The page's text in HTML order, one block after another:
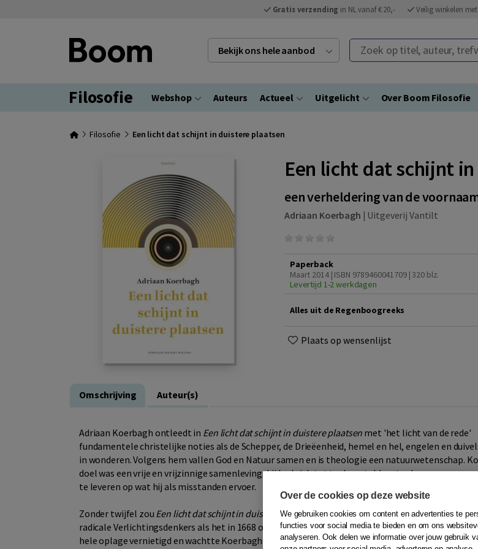
Gratis verzending in NL vanaf € 20,- Veilig winkelen met
Bekijk ons hele aanbod Zoek op titel, auteur,
Filosofie Webshop Auteurs Actueel Uitgelicht Over Boom Filosofie
Filosofie Een licht dat schijnt in duistere plaatsen
Een licht dat schijnt
een verheldering van de
Adriaan Koerbagh | Uitgeverij Vantilt
Paperback
Maart 2014 | ISBN 9789460041709 | 320 blz.
Levertijd 1-2 werkdagen
Alles uit de Regenboogreeks
Plaats op wensenlijst
Omschrijving Auteur(s)
Adriaan Koerbagh ontleedt in Een licht dat schijnt in duistere plaatsen met 'het licht van de rede'
fundamentele christelijke noties als de Schepper, de Drieëenheid, hemel en hel, engelen en
in wonderen. Volgens hem vallen God en Natuur samen en is theologie een natuurwetenschap.
doel was een vrije en vrijzinnige samenleving; hij had zich tot taak gesteld met scherpe pen
te leveren op wat hij als misstanden ervoer.
Zonder twijfel zou Een licht dat schijnt in duistere plaatseneen grote inspiratiebron zijn geweest
radicale Verlichtingsdenkers als het in 1668 ongehinderd had kunnen verschijnen. Nu werd echter
hele oplage vernietigd en wachtte Koerbagh een ander lot: om zijn antichristelijke boek werd
Over de cookies op deze website
We gebruiken cookies om content en advertenties te
functies voor social media te bieden en om ons
analyseren. Ook delen we informatie over jouw gebruik